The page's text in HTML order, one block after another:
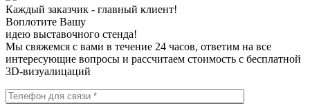
Каждый заказчик - главный клиент!
Воплотите Вашу
идею выставочного стенда!
Мы свяжемся с вами в течение 24 часов, ответим на все
интересующие вопросы и рассчитаем стоимость с бесплатной
3D-визуалицаций